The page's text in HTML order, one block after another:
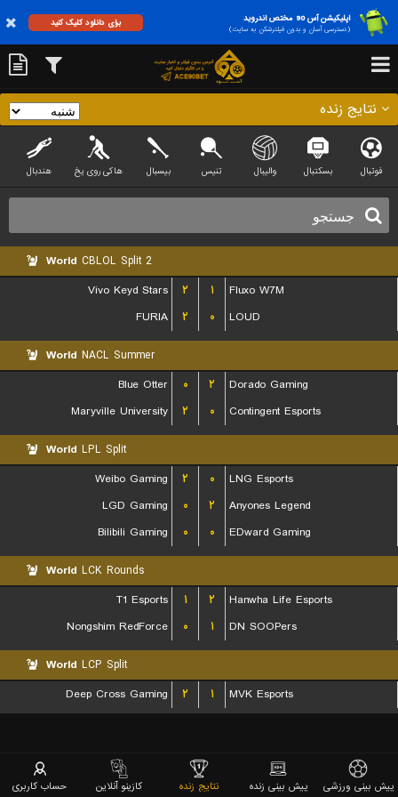
اپلیکیشن آس 90 مختص اندروید
(دسترسی آسان و بدون فیلترشکن به سایت)
برای دانلود کلیک کنید
نتایج زنده
فوتبال بسکتبال والیبال تنیس بیسبال هاکی روی یخ هندبال
World CBLOL Split 2
Vivo Keyd Stars
۲ ۱
Fluxo W7M
FURIA
۲ ۰ LOUD
World NACL Summer
Blue Otter
۰ ۲
Dorado Gaming
Maryville University
۲ ۰ Contingent Esports
World LPL Split
Weibo Gaming
۲ ۰
LNG Esports
LGD Gaming
۰ ۲
Anyones Legend
Bilibili Gaming
۰ ۰ EDward Gaming
World LCK Rounds
T1 Esports
۱ ۲
Hanwha Life Esports
Nongshim RedForce
۰ ۱ DN SOOPers
World LCP Split
Deep Cross Gaming
۲ ۱ MVK Esports
پیش بینی ورزشی پیش بینی زنده نتایج زنده کازینو آنلاین حساب کاربری